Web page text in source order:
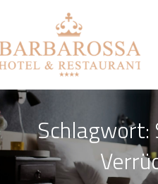
Schlagwort: